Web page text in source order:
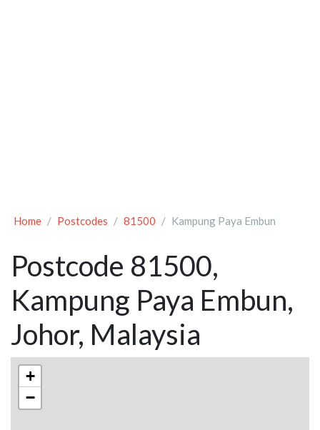
Home Postcodes 81500 Kampung Paya Embun
Postcode 81500,
Kampung Paya Embun,
Johor, Malaysia
+
−